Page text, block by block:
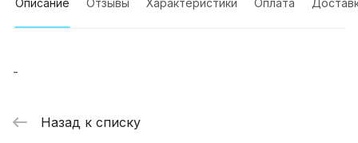
Описание Отзывы Характеристики Оплата
-
Назад к списку